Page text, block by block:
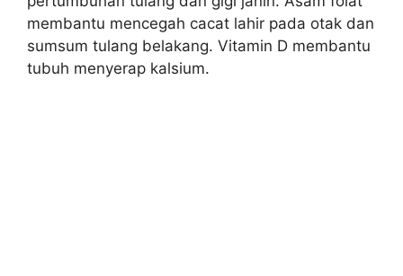
membantu mencegah cacat lahir pada otak dan
sumsum tulang belakang. Vitamin D membantu
tubuh menyerap kalsium.